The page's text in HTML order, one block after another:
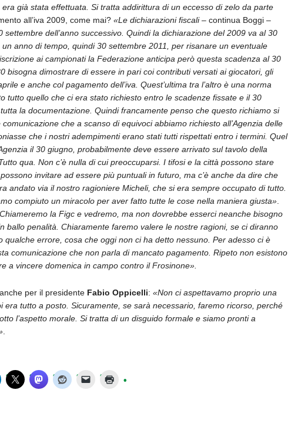
era già stata effettuata. Si tratta addirittura di un eccesso di zelo da parte
all’iva 2009, come mai? «Le dichiarazioni fiscali– continua Boggi –
settembre dell’anno successivo. Quindi la dichiarazione del 2009 va al 30
un anno di tempo, quindi 30 settembre 2011, per risanare un eventuale
ai campionati la Federazione anticipa però questa scadenza al 30
bisogna dimostrare di essere in pari coi contributi versati ai giocatori, gli
e anche col pagamento dell’iva. Quest’ultima tra l’altro è una norma
tutto quello che ci era stato richiesto entro le scadenze fissate e il 30
la documentazione. Quindi francamente penso che questo richiamo si
comunicazione che a scanso di equivoci abbiamo richiesto all’Agenzia delle
che i nostri adempimenti erano stati tutti rispettati entro i termini. Quel
il 30 giugno, probabilmente deve essere arrivato sul tavolo della
qua. Non c’è nulla di cui preoccuparsi. I tifosi e la città possono stare
invitare ad essere più puntuali in futuro, ma c’è anche da dire che
andato via il nostro ragioniere Micheli, che si era sempre occupato di tutto.
compiuto un miracolo per aver fatto tutte le cose nella maniera giusta».
la Figc e vedremo, ma non dovrebbe esserci neanche bisogno
ballo penalità. Chiaramente faremo valere le nostre ragioni, se ci diranno
qualche errore, cosa che oggi non ci ha detto nessuno. Per adesso ci è
comunicazione che non parla di mancato pagamento. Ripeto non esistono
a vincere domenica in campo contro il Frosinone».
per il presidente Fabio Oppicelli: «Non ci aspettavamo proprio una
era tutto a posto. Sicuramente, se sarà necessario, faremo ricorso, perché
l’aspetto morale. Si tratta di un disguido formale e siamo pronti a
.